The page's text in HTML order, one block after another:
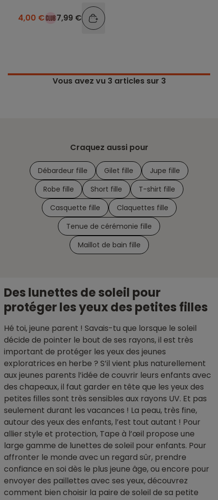
4,00 € 7,99 €
Vous avez vu 3 articles sur 3
Craquez aussi pour
Débardeur fille Gilet fille
Jupe fille
Robe fille
Short fille
T-shirt fille
Casquette fille
Claquettes fille
Tenue de cérémonie fille
Maillot de bain fille
Des lunettes de soleil pour
protéger les yeux des petites filles
Hé toi, jeune parent ! Savais-tu que lorsque le soleil
décide de pointer le bout de ses rayons, il est très
important de protéger les yeux des jeunes
exploratrices en herbe ? S’il vient plus naturellement
aux jeunes parents l’idée de couvrir leurs enfants avec
des chapeaux, il faut garder en tête que les yeux des
petites filles sont très sensibles aux rayons UV. Et pas
seulement durant les vacances ! La peau, très fine,
autour des yeux des enfants, l’est tout autant ! Pour
allier style et protection, Tape à l’œil propose une
large gamme de lunettes de soleil pour enfants. Pour
affronter le monde avec un regard sûr, prendre
confiance en soi dès le plus jeune âge, ou encore pour
envoyer des paillettes avec ses yeux, découvrez
comment bien choisir la paire de soleil de sa petite